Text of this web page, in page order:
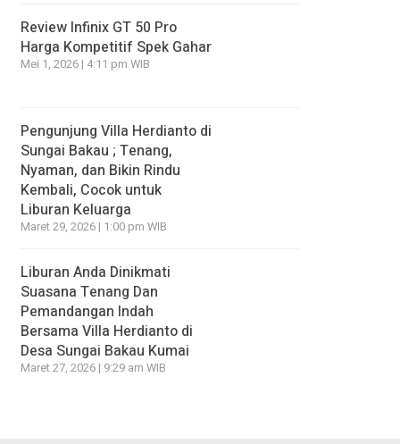
Review Infinix GT 50 Pro
Harga Kompetitif Spek Gahar
Mei 1, 2026 | 4:11 pm WIB
Pengunjung Villa Herdianto di
Sungai Bakau ; Tenang,
Nyaman, dan Bikin Rindu
Kembali, Cocok untuk
Liburan Keluarga
Maret 29, 2026 | 1:00 pm WIB
Liburan Anda Dinikmati
Suasana Tenang Dan
Pemandangan Indah
Bersama Villa Herdianto di
Desa Sungai Bakau Kumai
Maret 27, 2026 | 9:29 am WIB